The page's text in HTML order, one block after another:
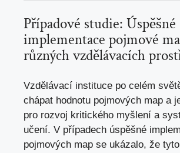
Případové studie: Úspěšné
implementace pojmové
různých vzdělávacích
Vzdělávací instituce po celém
chápat hodnotu pojmových map a
pro rozvoj kritického myšlení a
učení. V případech úspěšné
pojmových map se ukázalo, že